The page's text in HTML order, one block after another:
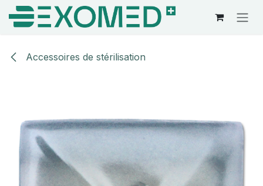
Se rendre au contenu
Accessoires de stérilisation